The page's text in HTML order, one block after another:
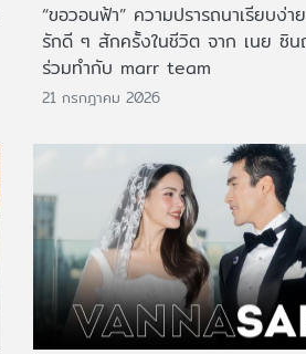
“ขอวอนฟ้า” ความปรารถนาเรียบง่า
รักดี ๆ สักครั้งในชีวิต จาก เนย ซิ
ร่วมทำกับ marr team
21 กรกฎาคม 2026